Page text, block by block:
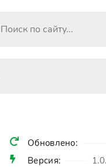
Обновлено:
Версия: